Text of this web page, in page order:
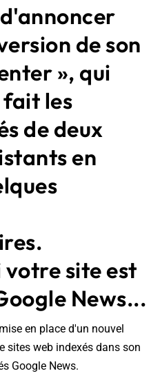
de son
», qui
les
de deux
en
site est
News...
en place d'un nouvel
sites web indexés dans son
Google News.